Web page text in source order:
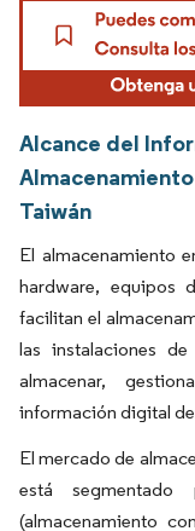
Alcance del
Taiwán
El almacenamiento
hardware, equipos
facilitan el
las instalaciones
almacenar,
información digital
El mercado de
está segmentado
(almacenamiento